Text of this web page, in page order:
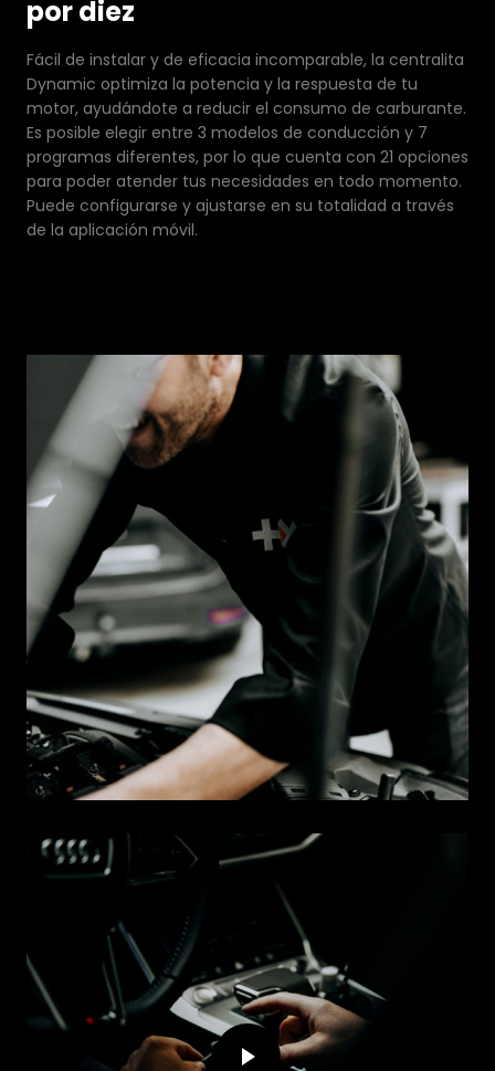
por diez
Fácil de instalar y de eficacia incomparable, la centralita
Dynamic optimiza la potencia y la respuesta de tu
motor, ayudándote a reducir el consumo de carburante.
Es posible elegir entre 3 modelos de conducción y 7
programas diferentes, por lo que cuenta con 21 opciones
para poder atender tus necesidades en todo momento.
Puede configurarse y ajustarse en su totalidad a través
de la aplicación móvil.